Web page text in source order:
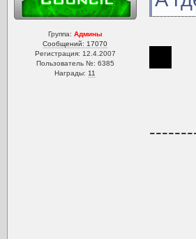
Группа: Админы
Сообщений: 17070
Регистрация: 12.4.2007
Пользователь №: 6385
Награды: 11